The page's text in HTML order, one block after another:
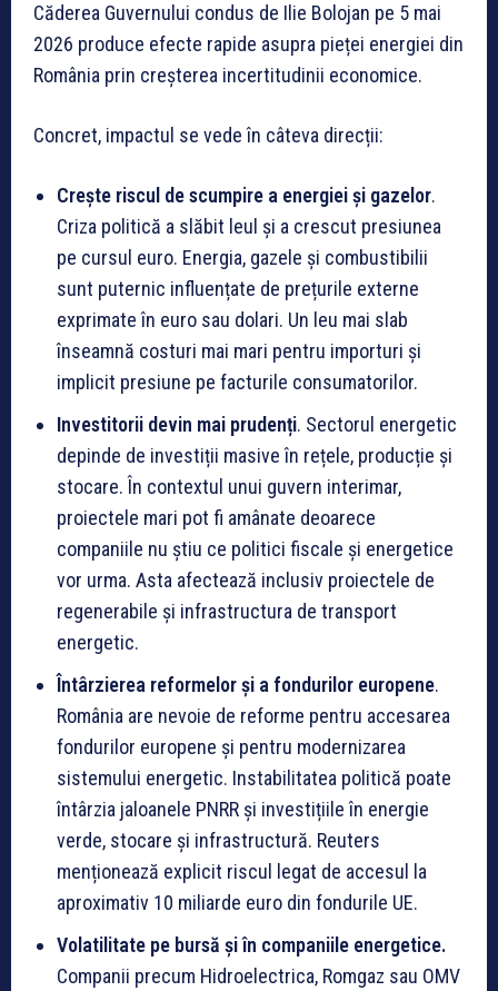
Căderea Guvernului condus de Ilie Bolojan pe 5 mai
2026 produce efecte rapide asupra pieței energiei din
România prin creșterea incertitudinii economice.
Concret, impactul se vede în câteva direcții:
Crește riscul de scumpire a energiei și gazelor.
Criza politică a slăbit leul și a crescut presiunea
pe cursul euro. Energia, gazele și combustibilii
sunt puternic influențate de prețurile externe
exprimate în euro sau dolari. Un leu mai slab
înseamnă costuri mai mari pentru importuri și
implicit presiune pe facturile consumatorilor.
Investitorii devin mai prudenți. Sectorul energetic
depinde de investiții masive în rețele, producție și
stocare. În contextul unui guvern interimar,
proiectele mari pot fi amânate deoarece
companiile nu știu ce politici fiscale și energetice
vor urma. Asta afectează inclusiv proiectele de
regenerabile și infrastructura de transport
energetic.
Întârzierea reformelor și a fondurilor europene.
România are nevoie de reforme pentru accesarea
fondurilor europene și pentru modernizarea
sistemului energetic. Instabilitatea politică poate
întârzia jaloanele PNRR și investițiile în energie
verde, stocare și infrastructură. Reuters
menționează explicit riscul legat de accesul la
aproximativ 10 miliarde euro din fondurile UE.
Volatilitate pe bursă și în companiile energetice.
Companii precum Hidroelectrica, Romgaz sau OMV